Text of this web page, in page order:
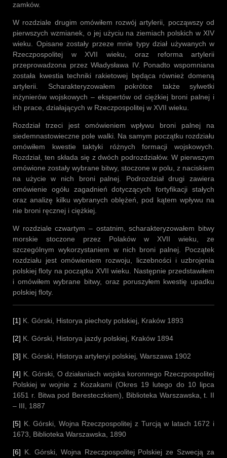
zamków.
W rozdziale drugim omówiłem rozwój artylerii, począwszy od
pierwszych wzmianek, o jej użyciu na ziemiach polskich w XIV
wieku. Opisane zostały przeze mnie typy dział używanych w
Rzeczpospolitej w XVII wieku, oraz reforma artylerii
przeprowadzona przez Władysława IV. Ponadto wspomniana
została kwestia techniki rakietowej będąca również domeną
artylerii. Scharakteryzowałem pokrótce także sylwetki
inżynierów wojskowych – ekspertów od ciężkiej broni palnej i
ich prace, działających w Rzeczpospolitej w XVII wieku.
Rozdział trzeci jest omówieniem wpływu broni palnej na
siedemnastowieczne pole walki. Na samym początku rozdziału
omówiłem kwestie taktyki różnych formacji wojskowych.
Rozdział, ten składa się z dwóch podrozdziałów. W pierwszym
omówione zostały wybrane bitwy, stoczone w polu, z naciskiem
na użycie w nich broni palnej. Podrozdział drugi zawiera
omówienie ogółu zagadnień dotyczących fortyfikacji stałych
oraz analizę kilku wybranych oblężeń, pod kątem wpływu na
nie broni ręcznej i ciężkiej.
W rozdziale czwartym – ostatnim, scharakteryzowałem bitwy
morskie stoczone przez Polaków w XVII wieku, ze
szczególnym wykorzystaniem w nich broni palnej. Początek
rozdziału jest omówieniem rozwoju, liczebności i uzbrojenia
polskiej floty na początku XVII wieku. Następnie przedstawiłem
i omówiłem wybrane bitwy, oraz poruszyłem kwestię upadku
polskiej floty.
[1] K. Górski, Historya piechoty polskiej, Kraków 1893
[2] K. Górski, Historya jazdy polskiej, Kraków 1894
[3] K. Górski, Historya artyleryi polskiej, Warszawa 1902
[4] K. Górski, O działaniach wojska koronnego Rzeczpospolitej
Polskiej w wojnie z Kozakami (Okres 19 lutego do 10 lipca
1651 r. Bitwa pod Beresteczkiem), Biblioteka Warszawska, t. II
– III, 1887
[5] K. Górski, Wojna Rzeczpospolitej z Turcją w latach 1672 i
1673, Biblioteka Warszawska, 1890
[6] K. Górski, Wojna Rzeczpospolitej Polskiej ze Szwecją za